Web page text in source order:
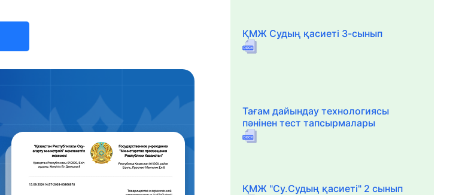
ҚМЖ Судың қасиеті 3-сынып
Тағам дайындау технологиясы
пәнінен тест тапсырмалары
ҚМЖ "Су.Судың қасиеті" 2 сынып